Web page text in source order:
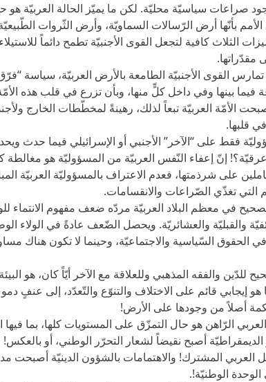
صراعات سياسيّة محليّة. لكن ما يميّز الحالة العربيّة
بأنّها أرض الرّسالات السماويّة، وأرض الثّروات
الثلاث كافية لتجعل القوى الأجنبيّة تطمح دائماً
مقدّراتها.
القوى الأجنبيّة الطامعة بالأرض العربيّة، سياسة
فيما بينها وفي داخل كلٍّ منها، وبأن تزرع في قلب هذه
الأمّة العربيّة تبعاً لذلك، رهينةً لمخطّطات الخارج
قلبها.
فقط على “الآخر” الأجنبي أو الإسرائيلي فيما حدث
إنّ إعفاء النّفس العربيّة من المسؤوليّة هو
على شرذمتها، فعدم الاعتراف بالمسؤوليّة العربيّة
التي تغذّي الصّراعات والانقسامات.
في معظم البلاد العربيّة مردّه ضعف مفهوم الانتماء
والقبليّة والعشائريّة. ويحصل الضّعف عادةً في الولاء
الحقوق السّياسية والاجتماعيّة، وحينما لا تكون هناك
للدّين والفقه المذهبي وللعلاقة مع الآخر أيّاً كان، هو
إيجابي قائم على الاختلاف والتنوّع والتّعدّد، إلى عنفٍ
أصلاً من وجودها على الأرض!
الرّاهن هو حال التمزّق على المستويات كلها، بما فيها
أصبح نقيضاً لشعار التحرّر الوطني، أو بالعكس!
العربي المشترك! والاهتمامات بالشؤون الدينيّة أصبحت
الوطنيّة!.